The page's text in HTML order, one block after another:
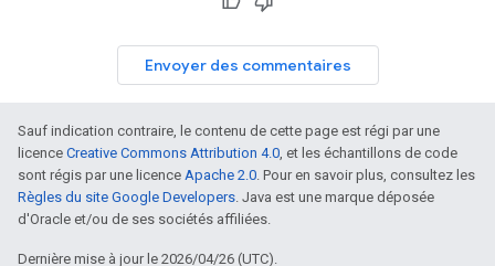
Envoyer des commentaires
Sauf indication contraire, le contenu de cette page est régi par une
licence Creative Commons Attribution 4.0, et les échantillons de code
sont régis par une licence Apache 2.0. Pour en savoir plus, consultez les
Règles du site Google Developers. Java est une marque déposée
d'Oracle et/ou de ses sociétés affiliées.
Dernière mise à jour le 2026/04/26 (UTC).